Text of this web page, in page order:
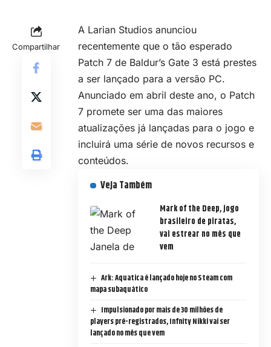
Compartilhar
A Larian Studios anunciou
recentemente que o tão esperado
Patch 7 de Baldur’s Gate 3 está prestes
a ser lançado para a versão PC.
Anunciado em abril deste ano, o Patch
7 promete ser uma das maiores
atualizações já lançadas para o jogo e
incluirá uma série de novos recursos e
conteúdos.
Veja Também
Mark of the Deep, jogo
brasileiro de piratas,
vai estrear no mês que
vem
Ark: Aquatica é lançado hoje no Steam com
mapa subaquático
Impulsionado por mais de 30 milhões de
players pré-registrados, Infnity Nikki vai ser
lançado no mês que vem